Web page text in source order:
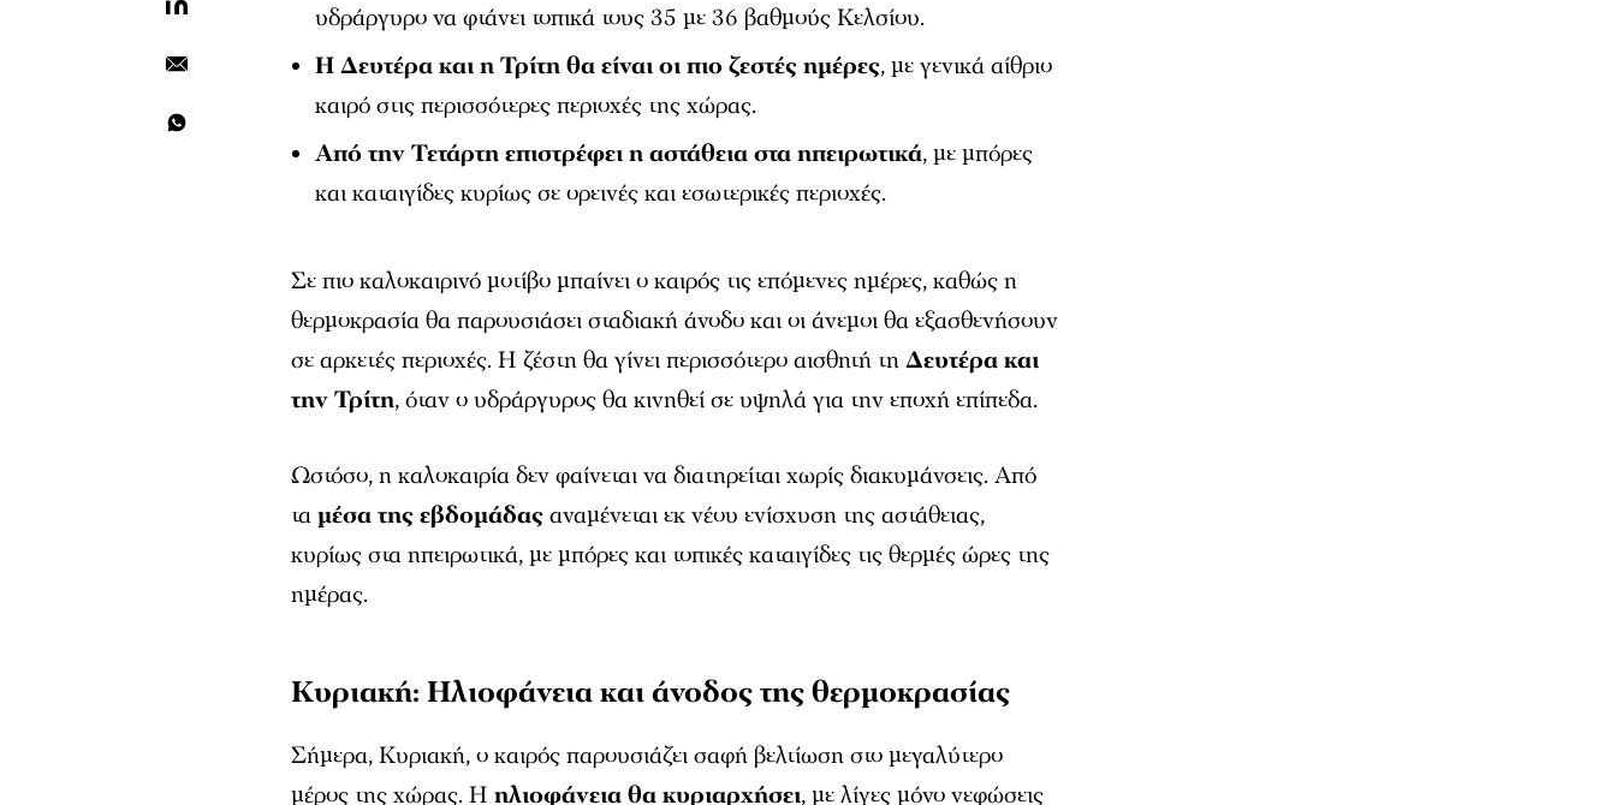
υδράργυρο να φτάνει τοπικά τους 35 με 36 βαθμούς Κελσίου.
Η Δευτέρα και η Τρίτη θα είναι οι πιο ζεστές ημέρες, με γενικά αίθριο
καιρό στις περισσότερες περιοχές της χώρας.
Από την Τετάρτη επιστρέφει η αστάθεια στα ηπειρωτικά, με μπόρες
και καταιγίδες κυρίως σε ορεινές και εσωτερικές περιοχές.
Σε πιο καλοκαιρινό μοτίβο μπαίνει ο καιρός τις επόμενες ημέρες, καθώς η
θερμοκρασία θα παρουσιάσει σταδιακή άνοδο και οι άνεμοι θα εξασθενήσουν
σε αρκετές περιοχές. Η ζέστη θα γίνει περισσότερο αισθητή τηΔευτέρα και
την Τρίτη, όταν ο υδράργυρος θα κινηθεί σε υψηλά για την εποχή επίπεδα.
Ωστόσο, η καλοκαιρία δεν φαίνεται να διατηρείται χωρίς διακυμάνσεις. Από
ταμέσα της εβδομάδας αναμένεται εκ νέου ενίσχυση της αστάθειας,
κυρίως στα ηπειρωτικά, με μπόρες και τοπικές καταιγίδες τις θερμές ώρες της
ημέρας.
Κυριακή: Ηλιοφάνεια και άνοδος της θερμοκρασίας
Σήμερα, Κυριακή, ο καιρός παρουσιάζει σαφή βελτίωση στο μεγαλύτερο
μέρος της χώρας. Ηηλιοφάνεια θα κυριαρχήσει, με λίγες μόνο νεφώσεις